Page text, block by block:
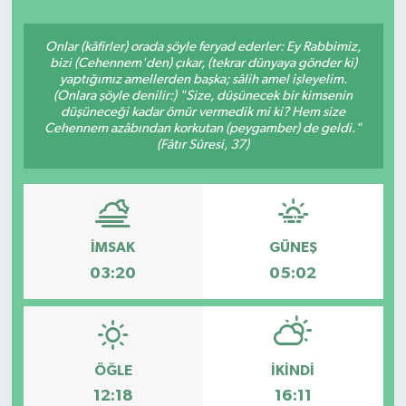
Onlar (kâfirler) orada şöyle feryad ederler: Ey Rabbimiz,
bizi (Cehennem'den) çıkar, (tekrar dünyaya gönder ki)
yaptığımız amellerden başka; sâlih amel işleyelim.
(Onlara şöyle denilir:) "Size, düşünecek bir kimsenin
düşüneceği kadar ömür vermedik mi ki? Hem size
Cehennem azâbından korkutan (peygamber) de geldi."
(Fâtır Sûresi, 37)
İMSAK
03:20
GÜNEŞ
05:02
ÖĞLE
12:18
İKINDI
16:11
Dış Haberler
Dünya
EĞİTİM
EKONOMİ
Finans
Gayrimenkul